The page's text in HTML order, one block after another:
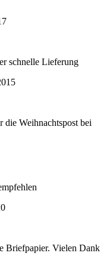
schnelle Lieferung
die Weihnachtspost bei
Briefpapier. Vielen Dank